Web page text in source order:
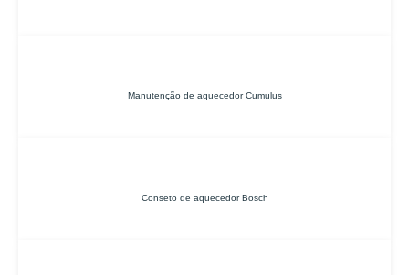
Manutenção de aquecedor Cumulus
Conseto de aquecedor Bosch